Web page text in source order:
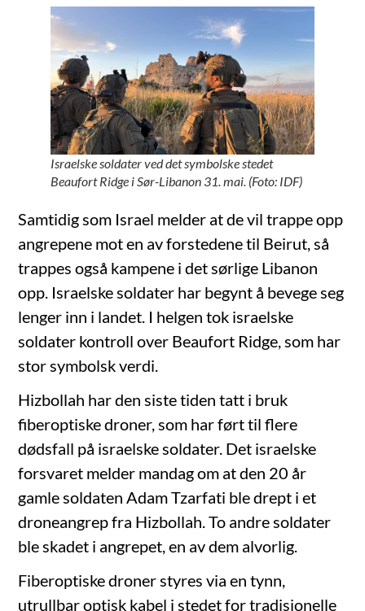
Israelske soldater ved det symbolske stedet
Beaufort Ridge i Sør-Libanon 31. mai. (Foto: IDF)
Samtidig som Israel melder at de vil trappe opp
angrepene mot en av forstedene til Beirut, så
trappes også kampene i det sørlige Libanon
opp. Israelske soldater har begynt å bevege seg
lenger inn i landet. I helgen tok israelske
soldater kontroll over Beaufort Ridge, som har
stor symbolsk verdi.
Hizbollah har den siste tiden tatt i bruk
fiberoptiske droner, som har ført til flere
dødsfall på israelske soldater. Det israelske
forsvaret melder mandag om at den 20 år
gamle soldaten Adam Tzarfati ble drept i et
droneangrep fra Hizbollah. To andre soldater
ble skadet i angrepet, en av dem alvorlig.
Fiberoptiske droner styres via en tynn,
utrullbar optisk kabel i stedet for tradisjonelle